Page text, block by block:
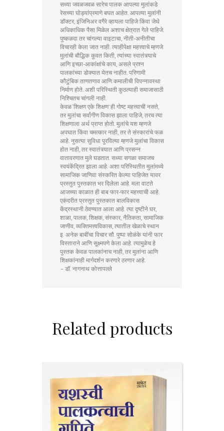
सध्या जवळजवळ सारेच पालक आपल्या मुलांकडे
रेसच्या घोड्यांप्रमाणे बघत आहेत. आपल्या मुलांनी
डॉक्टर, इंजिनिअर वगैरे व्हायला पाहिजे किंवा जेथे
अधिकाधिक पैसा मिळेल अशाच क्षेत्रात गेले पाहिजे.
पुष्कळदा तर चांगल्या वाइटाचा, नीती-अनीतीचा
विचारही केला जात नाही. त्याहीपेक्षा महत्त्वाचे म्हणजे
मुलांची बौद्धिक कुवत किती, त्यांच्या स्वातंत्र्याचे
आणि इच्छा-आकांक्षांचे काय, असले प्रश्न
पालकांच्या डोक्यात येतच नाहीत. परिणामी
कौटुंबिक ताणतणाव आणि कमालीची विपन्नावस्था
निर्माण होते. अशी परिस्थिती कुठल्याही समाजासाठी
निश्चितच चांगली नाही.
केवळ ‘शिक्षण एके शिक्षण’ ही गोष्ट महत्त्वाची नसते,
तर मुलांचा सर्वांगीण विकास झाला पाहिजे, तरच त्या
शिक्षणाला अर्थ प्राप्त होतो. मुलांचे यश म्हणजे
अपघात किंवा चमत्कार नाही, तर ते संस्कारांचे फळ
आहे. नुसत्या सुविधा पुरविल्या म्हणजे मुलांचा विकास
होत नाही, तर स्वातंत्र्यात आणि प्रसन्न
वातावरणात मुले घडतात. सध्या सगळा समाजच
स्वयंकेंद्रित झाला आहे. अशा परिस्थितीत मुलांमध्ये
सामाजिक जाणिवा संस्करित केल्या पाहिजेत यावर
प्रस्तुत पुस्तकात भर दिलेला आहे. मला वाटते
आजच्या काळात ही बाब फार-फार महत्त्वाची आहे.
एकंदरीत प्रस्तुत पुस्तकात बालविकास
केंद्रस्थानी ठेवण्यात आला आहे. त्या दृष्टीने घर,
शाळा, पालक, शिक्षक, संस्कार, नैतिकता, सामाजिक
जाणीव, व्यक्तिमत्त्वविकास, त्यातील खेळाचे स्थान
इ. अनेक बाबींचा विचार सौ. पुष्पा सोळंके यांनी फार
विस्ताराने आणि सूक्ष्मपणे केला आहे. त्यामुळेच हे
पुस्तक केवळ पालकांनाच नाही, तर मुलांना आणि
शिक्षकांनाही मार्गदर्शन करणारे ठरणार आहे.
– डॉ. नागनाथ कोत्तापल्ले
Related products